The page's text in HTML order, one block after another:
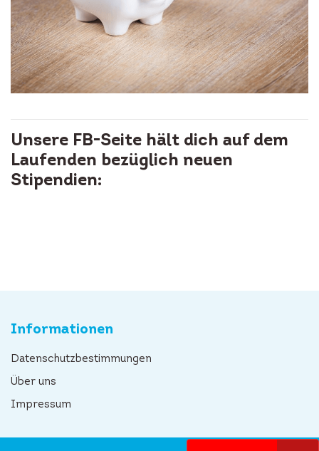
Unsere FB-Seite hält dich auf dem
Laufenden bezüglich neuen
Stipendien:
Informationen
Datenschutzbestimmungen
Über uns
Impressum